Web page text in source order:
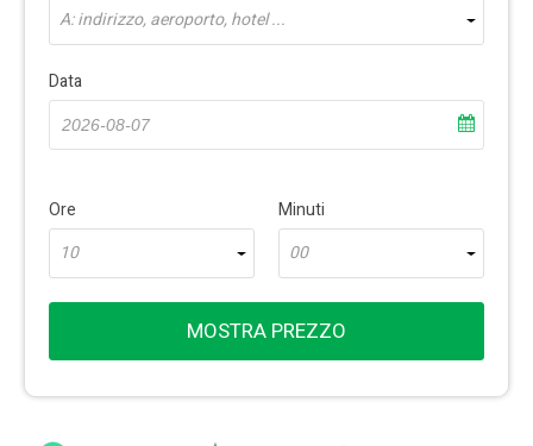
A: indirizzo, aeroporto, hotel ...
Data
Ore
10
Minuti
00
MOSTRA PREZZO